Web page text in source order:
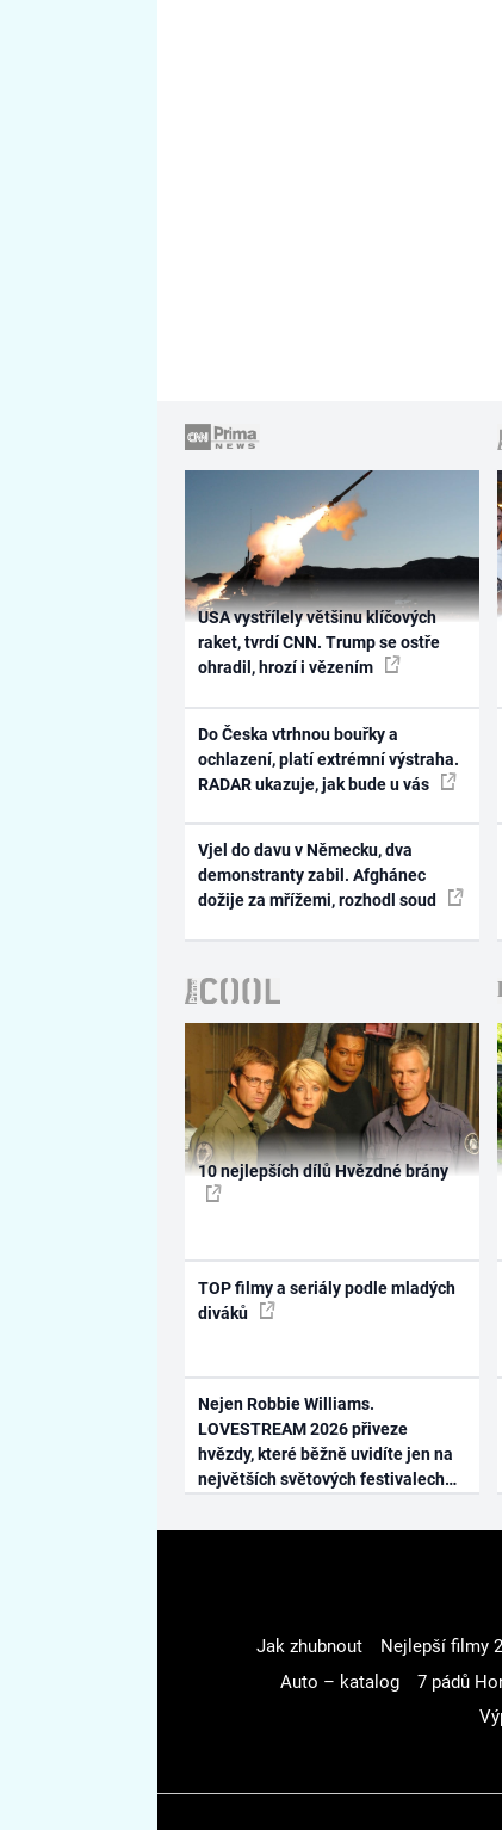
USA vystřílely většinu klíčových
raket, tvrdí CNN. Trump se ostře
ohradil, hrozí i vězením
Do Česka vtrhnou bouřky a
ochlazení, platí extrémní výstraha.
RADAR ukazuje, jak bude u vás
Vjel do davu v Německu, dva
demonstranty zabil. Afghánec
dožije za mřížemi, rozhodl soud
10 nejlepších dílů Hvězdné brány
TOP filmy a seriály podle mladých
diváků
Nejen Robbie Williams.
LOVESTREAM 2026 přiveze
hvězdy, které běžně uvidíte jen na
největších světových festivalech
Jak zhubnout Nejlepší filmy
Auto – katalog
7 pádů